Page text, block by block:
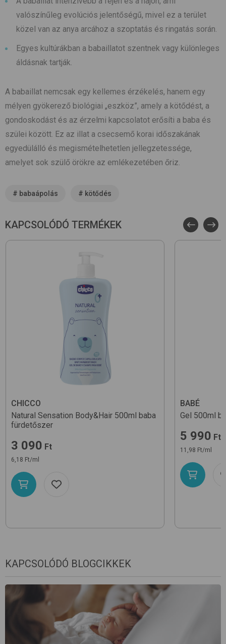
valószínűleg evolúciós jelentőségű, mivel ez a terület
közel van az anya arcához a szoptatás és ringatás során.
Egyes kultúrákban a babaillatot szentnek vagy különleges
áldásnak tartják.
A babaillat nemcsak egy kellemes érzékelés, hanem egy
mélyen gyökerező biológiai „eszköz”, amely a kötődést, a
gondoskodást és az érzelmi kapcsolatot erősíti a baba és
szülei között. Ez az illat a csecsemő korai időszakának
egyedülálló és megismételhetetlen jellegzetessége,
amelyet sok szülő örökre az emlékezetében őriz.
# babaápolás # kötődés
KAPCSOLÓDÓ TERMÉKEK
CHICCO
Natural Sensation Body&Hair 500ml baba
fürdetőszer
3 090 Ft
6,18 Ft/ml
BABÉ
Gel 500ml
5 990 Ft
11,98 Ft/ml
KAPCSOLÓDÓ BLOGCIKKEK